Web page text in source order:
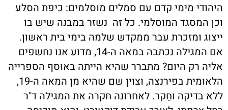
היהודי מימי קדם עם סמלים מוסלמים: כיפת הסלע
וכן המסגד המוסלמי. כל זה נשזר במבנה שיש בו
ייצוג ומזכרת עבר ממקדש שלמה בימי בית ראשון.
אם המגילה נכתבה במאה ה-14, מדוע אנו נחשפים
אליה רק היום? מתברר שהיא הייתה באוסף הספרייה
הלאומית בפירנצה, וצוין שם שהיא מן המאה ה-19,
ללא בדיקה וחֵקר. לאחרונה חקרה את המגילה ד"ר